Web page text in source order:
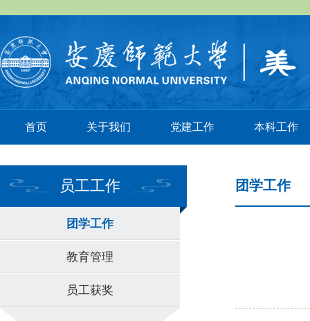
首页 关于我们 党建工作 本科工作
员工工作
团学工作
教育管理
员工获奖
团学工作